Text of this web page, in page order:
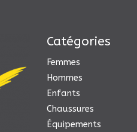
Catégories
Femmes
Hommes
Enfants
Chaussures
Équipements